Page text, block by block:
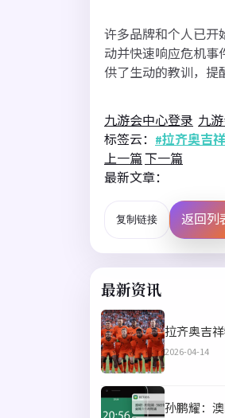
许多品牌和个人已开
动并快速响应危机事
供了生动的教训，提
九游会中心登录 九
标签云： #拉齐奥吉祥
上一篇下一篇
最新文章：
复制链接 返回列
最新资讯
拉齐奥吉
2026-04-14
孙鹏耀：